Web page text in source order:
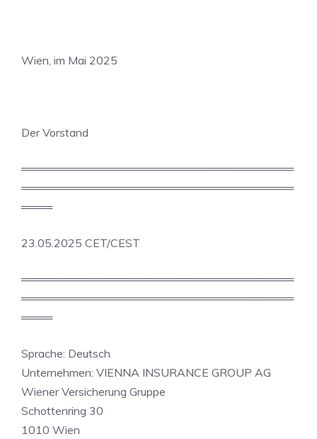
Wien, im Mai 2025
Der Vorstand
═══════════════════════════════════
═══════════════════════════════════
════
23.05.2025 CET/CEST
═══════════════════════════════════
═══════════════════════════════════
════
Sprache: Deutsch
Unternehmen: VIENNA INSURANCE GROUP AG
Wiener Versicherung Gruppe
Schottenring 30
1010 Wien